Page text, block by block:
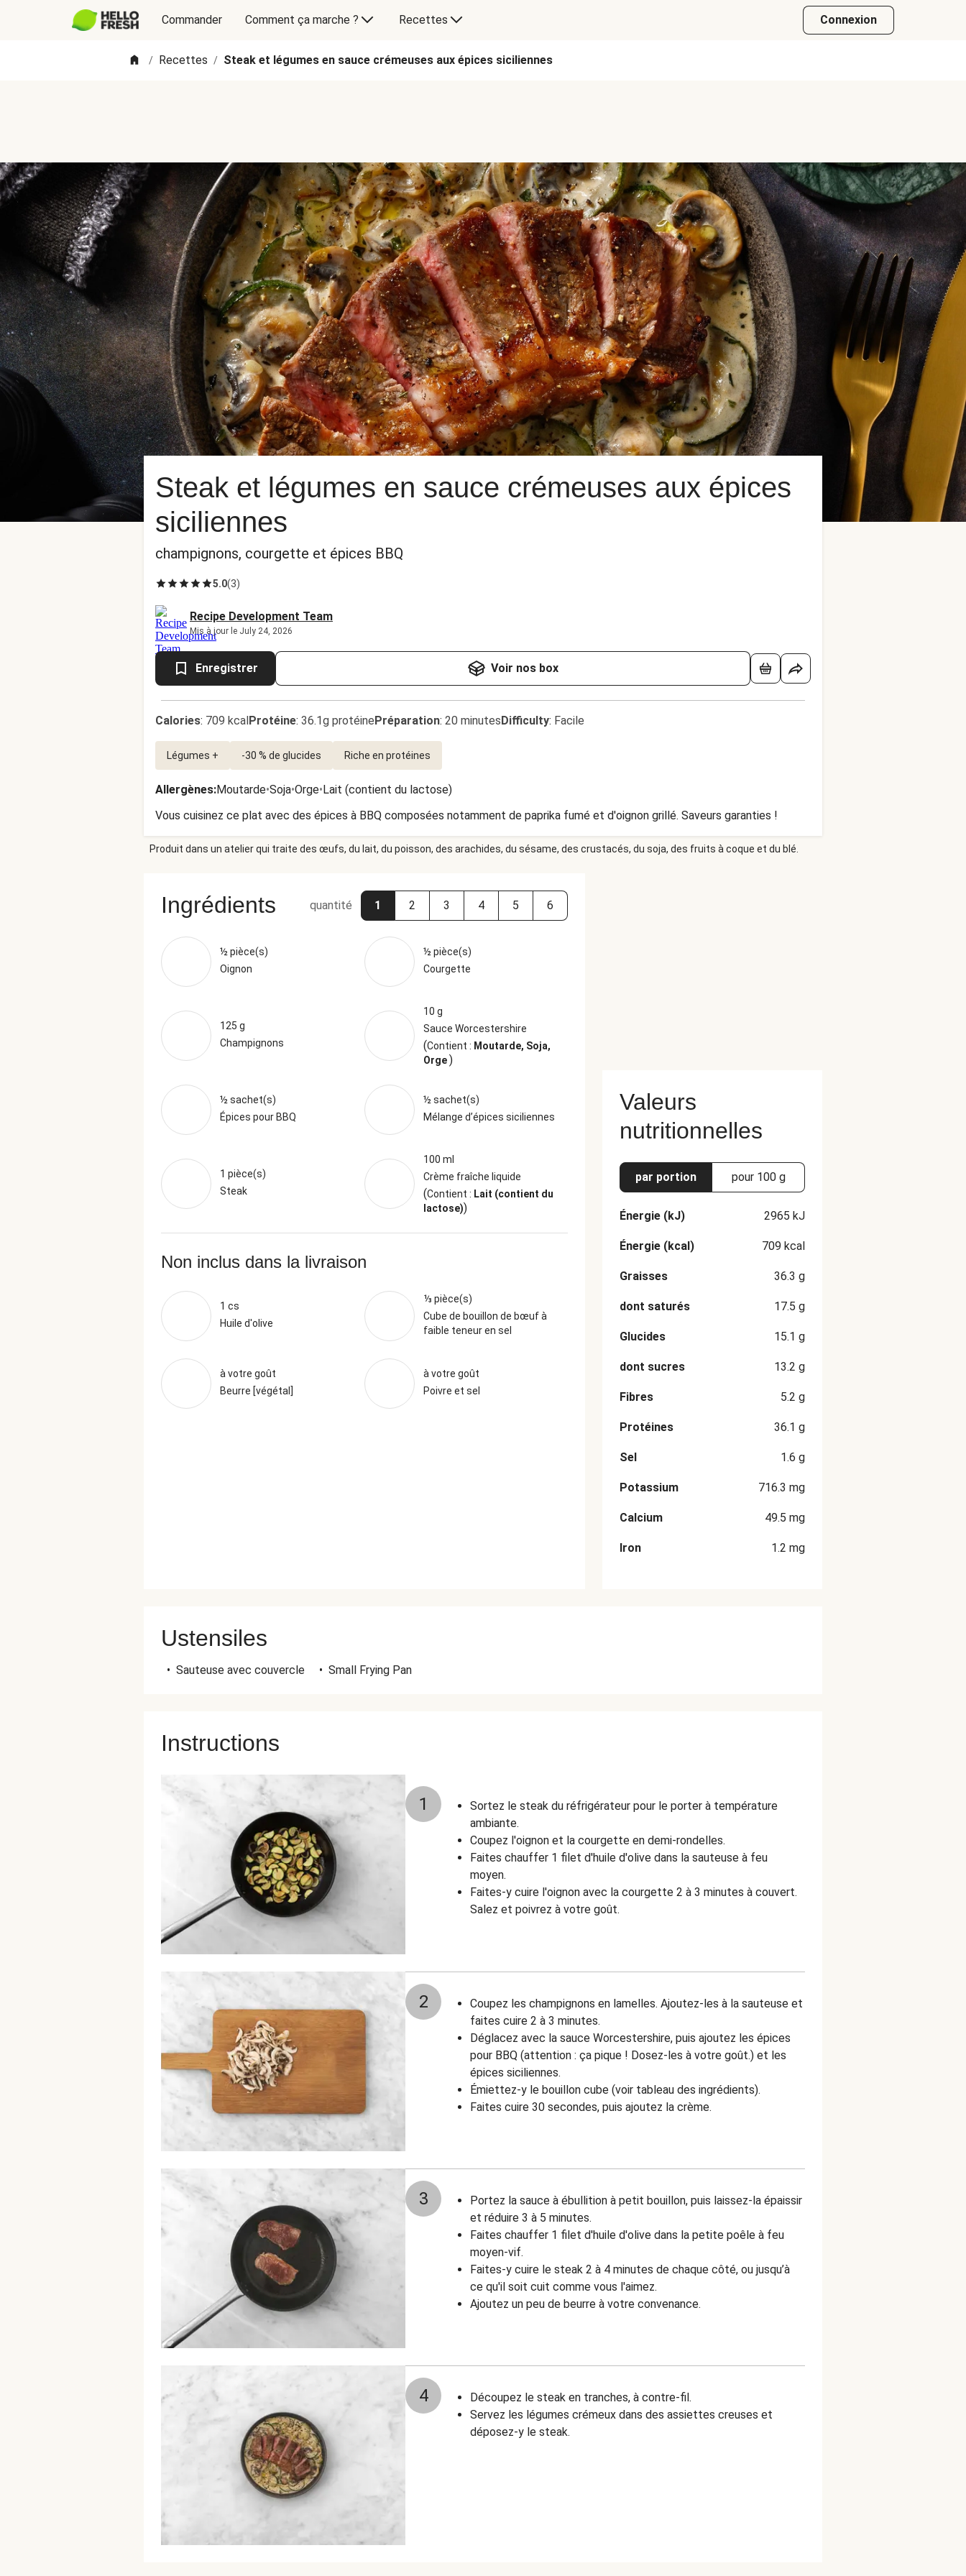
Commander Comment ça marche ? Recettes Connexion
/ Recettes / Steak et légumes en sauce crémeuses aux épices siciliennes
Steak et légumes en sauce crémeuses aux épices
siciliennes
champignons, courgette et épices BBQ
5.0(3)
Recipe Development Team
Mis à jour le July 24, 2026
Enregistrer Voir nos box
Calories: 709 kcalProtéine: 36.1g protéinePréparation: 20 minutesDifficulty: Facile
Légumes + -30 % de glucides Riche en protéines
Allergènes:Moutarde•Soja•Orge•Lait (contient du lactose)
Vous cuisinez ce plat avec des épices à BBQ composées notamment de paprika fumé et d'oignon grillé. Saveurs garanties !
Produit dans un atelier qui traite des œufs, du lait, du poisson, des arachides, du sésame, des crustacés, du soja, des fruits à coque et du blé.
Ingrédients quantité 1 2 3 4 5 6
½ pièce(s)
Oignon
½ pièce(s)
Courgette
125 g
Champignons
10 g
Sauce Worcestershire
(Contient : Moutarde, Soja,
Orge)
½ sachet(s)
Épices pour BBQ
½ sachet(s)
Mélange d’épices siciliennes
1 pièce(s)
Steak
100 ml
Crème fraîche liquide
(Contient : Lait (contient du
lactose))
Non inclus dans la livraison
1 cs
Huile d'olive
⅓ pièce(s)
Cube de bouillon de bœuf à
faible teneur en sel
à votre goût
Beurre [végétal]
à votre goût
Poivre et sel
Valeurs
nutritionnelles
par portion pour 100 g
Énergie (kJ) 2965 kJ
Énergie (kcal) 709 kcal
Graisses 36.3 g
dont saturés 17.5 g
Glucides 15.1 g
dont sucres 13.2 g
Fibres 5.2 g
Protéines 36.1 g
Sel 1.6 g
Potassium 716.3 mg
Calcium 49.5 mg
Iron 1.2 mg
Ustensiles
• Sauteuse avec couvercle • Small Frying Pan
Instructions
1
Sortez le steak du réfrigérateur pour le porter à température
ambiante.
Coupez l'oignon et la courgette en demi-rondelles.
Faites chauffer 1 filet d'huile d'olive dans la sauteuse à feu
moyen.
Faites-y cuire l'oignon avec la courgette 2 à 3 minutes à couvert.
Salez et poivrez à votre goût.
2
Coupez les champignons en lamelles. Ajoutez-les à la sauteuse et
faites cuire 2 à 3 minutes.
Déglacez avec la sauce Worcestershire, puis ajoutez les épices
pour BBQ (attention : ça pique ! Dosez-les à votre goût.) et les
épices siciliennes.
Émiettez-y le bouillon cube (voir tableau des ingrédients).
Faites cuire 30 secondes, puis ajoutez la crème.
3
Portez la sauce à ébullition à petit bouillon, puis laissez-la épaissir
et réduire 3 à 5 minutes.
Faites chauffer 1 filet d'huile d'olive dans la petite poêle à feu
moyen-vif.
Faites-y cuire le steak 2 à 4 minutes de chaque côté, ou jusqu’à
ce qu'il soit cuit comme vous l'aimez.
Ajoutez un peu de beurre à votre convenance.
4
Découpez le steak en tranches, à contre-fil.
Servez les légumes crémeux dans des assiettes creuses et
déposez-y le steak.